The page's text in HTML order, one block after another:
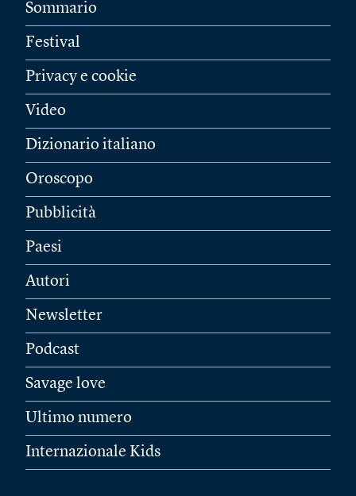
Sommario
Festival
Privacy e cookie
Video
Dizionario italiano
Oroscopo
Pubblicità
Paesi
Autori
Newsletter
Podcast
Savage love
Ultimo numero
Internazionale Kids